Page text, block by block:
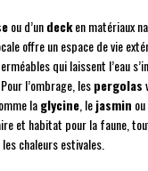
ou d’undecken matériaux
offre un espace de vie
qui laissent l’eau
l’ombrage, lespergolas
laglycine , lejasmin
et habitat pour la faune,
chaleurs estivales.